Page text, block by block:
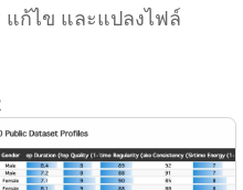
ก้ไข และแปลงไฟล์